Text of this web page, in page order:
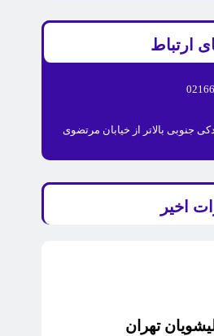
ارتباط
جنوبی بالاتر از خیابان مرتضوی
اخیر
تهران